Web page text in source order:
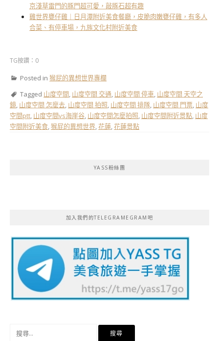
京淺草雷門的豚門超可愛，敲豚石超有趣
雞世界甕仔雞｜日月潭附近美食餐廳，皮脆肉嫩甕仔雞，有多人
合菜、有停車場，九族文化村附近美食
TG按讚：0
Posted in 猴屁的異想世界專欄
Tagged 山度空間 山度空間 交通 山度空間 停車 山度空間 天空之
鏡 山度空間 怎麼去 山度空間 拍照 山度空間 排隊 山度空間 門票 山度
空間ptt 山度空間vs海崖谷 山度空間怎麼拍照 山度空間附近景點 山度
空間附近美食 猴屁的異想世界 花蓮 花蓮景點
YASS粉絲團
加入我們的TELEGRAMEGRAM吧